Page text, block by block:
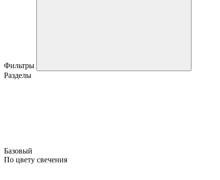
Фильтры
Разделы
Базовый
По цвету свечения